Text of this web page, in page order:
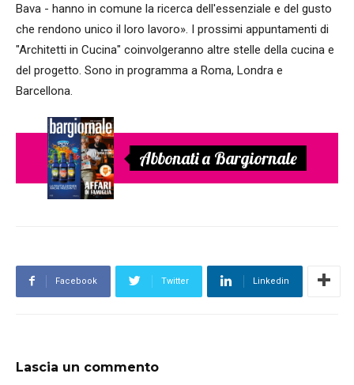
Bava - hanno in comune la ricerca dell'essenziale e del gusto
che rendono unico il loro lavoro». I prossimi appuntamenti di
"Architetti in Cucina" coinvolgeranno altre stelle della cucina e
del progetto. Sono in programma a Roma, Londra e
Barcellona.
Abbonati a Bargiornale
Facebook Twitter Linkedin
Lascia un commento